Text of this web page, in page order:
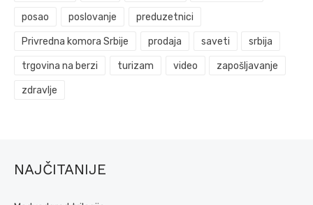
posao poslovanje preduzetnici
Privredna komora Srbije prodaja saveti srbija
trgovina na berzi turizam video zapošljavanje
zdravlje
NAJČITANIJE